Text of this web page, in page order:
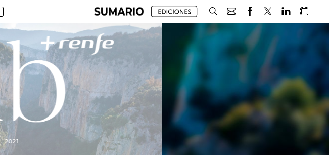
2021